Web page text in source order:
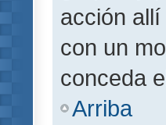
acción
con un
conceda
Arriba